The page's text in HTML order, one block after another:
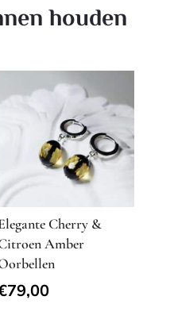
houden
Cherry &
Amber
79,00